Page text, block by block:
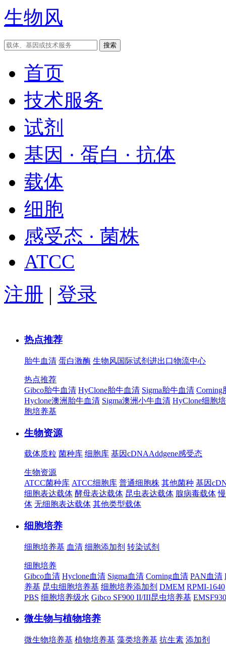
生物风
首页
技术服务
试剂
基因 · 蛋白 · 抗体
载体
细胞
感受态 · 菌株
ATCC
注册 | 登录
热点推荐
胎牛血清 蛋白激酶 生物风国际试剂进出口物流中心
热点推荐
Gibco胎牛血清 HyClone胎牛血清 Sigma胎牛血清 Corning
Hyclone澳洲胎牛血清 Sigma澳洲小牛血清 HyClone细胞
胞培养基
生物资源
载体质粒 菌种库 细胞库 基因cDNAAddgene感受态
生物资源
ATCC菌种库 ATCC细胞库 普通细胞株 其他菌种 基因
细胞表达载体 酵母表达载体 昆虫表达载体 腺病毒载体
体 无细胞表达载体 其他类型载体
细胞培养
细胞培养基 血清 细胞添加剂 转染试剂
细胞培养
Gibco血清 Hyclone血清 Sigma血清 Corning血清 PAN血清
养基 昆虫细胞培养基 细胞培养添加剂 DMEM RPMI-1640
PBS 细胞培养级水 Gibco SF900 II/III昆虫培养基
微生物与植物培养
微生物培养基 植物培养基 藻类培养基 抗生素 添加剂